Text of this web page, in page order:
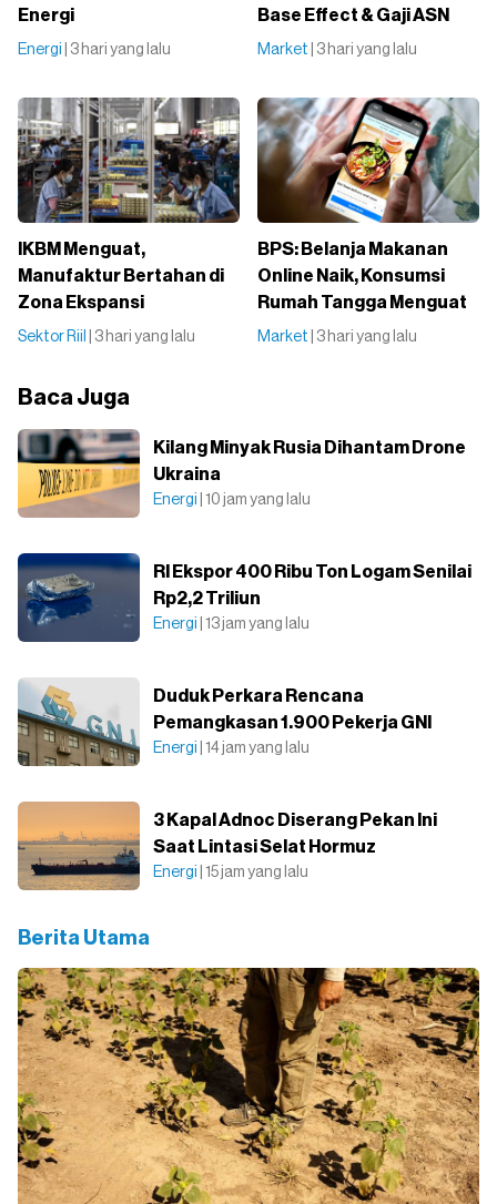
Energi
Energi | 3 hari yang lalu
Base Effect & Gaji ASN
Market | 3 hari yang lalu
IKBM Menguat,
Manufaktur Bertahan di
Zona Ekspansi
Sektor Riil | 3 hari yang lalu
BPS: Belanja Makanan
Online Naik, Konsumsi
Rumah Tangga Menguat
Market | 3 hari yang lalu
Baca Juga
Kilang Minyak Rusia Dihantam Drone
Ukraina
Energi | 10 jam yang lalu
RI Ekspor 400 Ribu Ton Logam Senilai
Rp2,2 Triliun
Energi | 13 jam yang lalu
Duduk Perkara Rencana
Pemangkasan 1.900 Pekerja GNI
Energi | 14 jam yang lalu
3 Kapal Adnoc Diserang Pekan Ini
Saat Lintasi Selat Hormuz
Energi | 15 jam yang lalu
Berita Utama